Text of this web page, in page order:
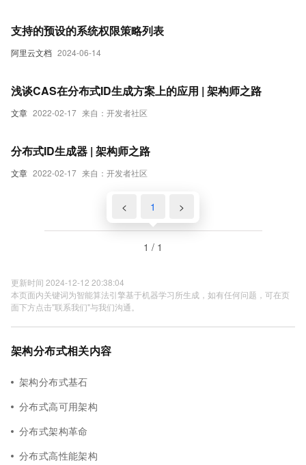
阿里云文档 2024-06-14
支持的预设的系统权限策略列表
文章 2022-02-17 来自：开发者社区
浅谈CAS在分布式ID生成方案上的应用 | 架构师之路
文章 2022-02-17 来自：开发者社区
分布式ID生成器 | 架构师之路
< 1 >
1 / 1
更新时间 2024-12-12 20:38:04
本页面内关键词为智能算法引擎基于机器学习所生成，如有任何问题，可在页
面下方点击"联系我们"与我们沟通。
架构分布式相关内容
架构分布式基石
分布式高可用架构
分布式架构革命
分布式高性能架构